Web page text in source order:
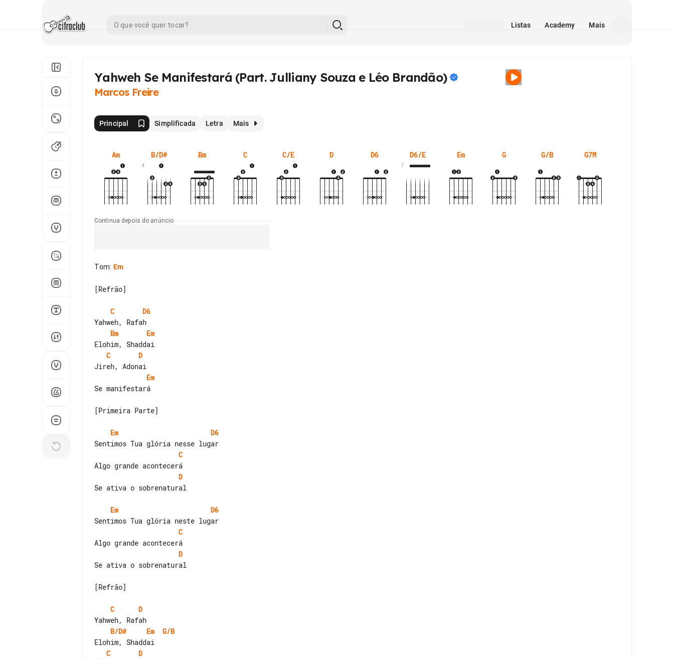
Listas Academy Mais
Yahweh Se Manifestará (Part. Julliany Souza e Léo Brandão)
Marcos Freire
Principal Simplificada Letra Mais
Am B/D#
4
Bm C C/E D D6 D6/E
7
Em G G/B G7M
Continua depois do anúncio
Tom: Em
[Refrão]
C
D6
Bm
Em
C
D
Em
Se manifestará
[Primeira Parte]
Em
D6
C
D
Se ativa o sobrenatural
Em
D6
C
D
Se ativa o sobrenatural
[Refrão]
C
D
B/D#
Em
G/B
C
D